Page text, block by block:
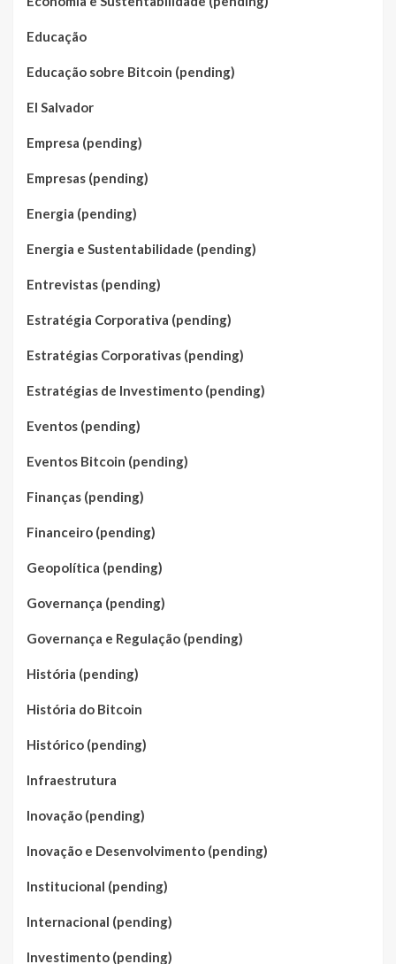
Educação
Educação sobre Bitcoin (pending)
El Salvador
Empresa (pending)
Empresas (pending)
Energia (pending)
Energia e Sustentabilidade (pending)
Entrevistas (pending)
Estratégia Corporativa (pending)
Estratégias Corporativas (pending)
Estratégias de Investimento (pending)
Eventos (pending)
Eventos Bitcoin (pending)
Finanças (pending)
Financeiro (pending)
Geopolítica (pending)
Governança (pending)
Governança e Regulação (pending)
História (pending)
História do Bitcoin
Histórico (pending)
Infraestrutura
Inovação (pending)
Inovação e Desenvolvimento (pending)
Institucional (pending)
Internacional (pending)
Investimento (pending)